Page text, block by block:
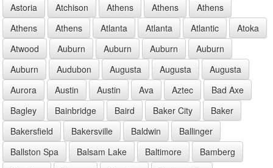
Astoria
Atchison Athens Athens
Athens
Athens
Athens Atlanta Atlanta Atlantic
Atoka
Atwood
Auburn Auburn Auburn
Auburn
Auburn
Audubon Augusta Augusta
Augusta
Aurora
Austin Austin Ava Aztec
Bad Axe
Bagley
Bainbridge Baird Baker City
Baker
Bakersfield
Bakersville Baldwin
Ballinger
Ballston Spa
Balsam Lake Baltimore
Bamberg